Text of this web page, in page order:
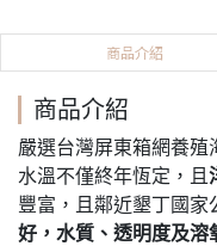
商品介紹
商品介紹
嚴選台灣屏東箱網養殖
水溫不僅終年恆定，且
豐富，且鄰近墾丁國家
好，水質、透明度及溶